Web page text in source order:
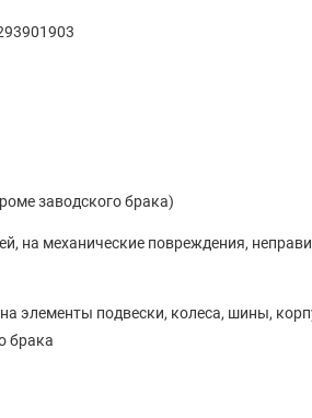
заводского брака)
на механические повреждения,
элементы подвески, колеса, шины,
брака